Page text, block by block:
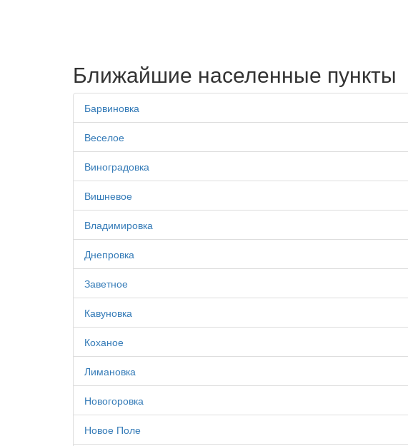
Ближайшие населенные пункты
Барвиновка
Веселое
Виноградовка
Вишневое
Владимировка
Днепровка
Заветное
Кавуновка
Коханое
Лимановка
Новогоровка
Новое Поле